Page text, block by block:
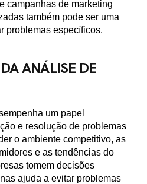
campanhas de marketing
também pode ser uma
problemas específicos.
ANÁLISE DE
um papel
e resolução de problemas
o ambiente competitivo, as
e as tendências do
tomem decisões
ajuda a evitar problemas